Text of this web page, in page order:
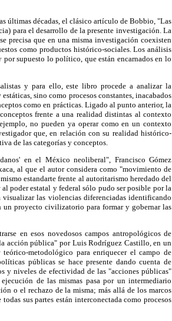
últimas décadas, el clásico artículo de Bobbio, "Las
para el desarrollo de la presente investigación. La
precisa que en una misma investigación coexisten
como productos histórico-sociales. Los análisis
supuesto lo político, que están encarnados en lo
y para ello, este libro procede a analizar la
sino como procesos constantes, inacabados
como en prácticas. Ligado al punto anterior, la
frente a una realidad distintas al contexto
no pueden ya operar como en un contexto
que, en relación con su realidad histórico-
de las categorías y conceptos.
en el México neoliberal", Francisco Gómez
al que el autor considera como "movimiento de
estandarte frente al autoritarismo heredado del
poder estatal y federal sólo pudo ser posible por la
las violencias diferenciadas identificando
un proyecto civilizatorio para formar y gobernar las
en esos novedosos campos antropológicos de
acción pública" por Luis Rodríguez Castillo, en un
metodológico para enriquecer el campo de
públicas se hace presente dando cuenta de
y niveles de efectividad de las "acciones públicas"
de las mismas pasa por un intermediario
o el rechazo de la misma; más allá de los marcos
sus partes están interconectada como procesos